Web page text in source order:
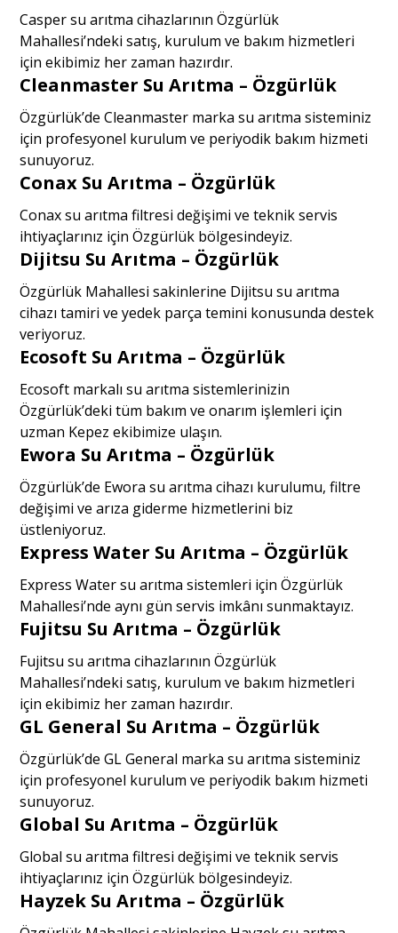
Casper su arıtma cihazlarının Özgürlük
Mahallesi’ndeki satış, kurulum ve bakım hizmetleri
için ekibimiz her zaman hazırdır.
Cleanmaster Su Arıtma – Özgürlük
Özgürlük’de Cleanmaster marka su arıtma sisteminiz
için profesyonel kurulum ve periyodik bakım hizmeti
sunuyoruz.
Conax Su Arıtma – Özgürlük
Conax su arıtma filtresi değişimi ve teknik servis
ihtiyaçlarınız için Özgürlük bölgesindeyiz.
Dijitsu Su Arıtma – Özgürlük
Özgürlük Mahallesi sakinlerine Dijitsu su arıtma
cihazı tamiri ve yedek parça temini konusunda destek
veriyoruz.
Ecosoft Su Arıtma – Özgürlük
Ecosoft markalı su arıtma sistemlerinizin
Özgürlük’deki tüm bakım ve onarım işlemleri için
uzman Kepez ekibimize ulaşın.
Ewora Su Arıtma – Özgürlük
Özgürlük’de Ewora su arıtma cihazı kurulumu, filtre
değişimi ve arıza giderme hizmetlerini biz
üstleniyoruz.
Express Water Su Arıtma – Özgürlük
Express Water su arıtma sistemleri için Özgürlük
Mahallesi’nde aynı gün servis imkânı sunmaktayız.
Fujitsu Su Arıtma – Özgürlük
Fujitsu su arıtma cihazlarının Özgürlük
Mahallesi’ndeki satış, kurulum ve bakım hizmetleri
için ekibimiz her zaman hazırdır.
GL General Su Arıtma – Özgürlük
Özgürlük’de GL General marka su arıtma sisteminiz
için profesyonel kurulum ve periyodik bakım hizmeti
sunuyoruz.
Global Su Arıtma – Özgürlük
Global su arıtma filtresi değişimi ve teknik servis
ihtiyaçlarınız için Özgürlük bölgesindeyiz.
Hayzek Su Arıtma – Özgürlük